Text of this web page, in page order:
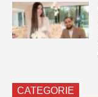
CATEGORIE